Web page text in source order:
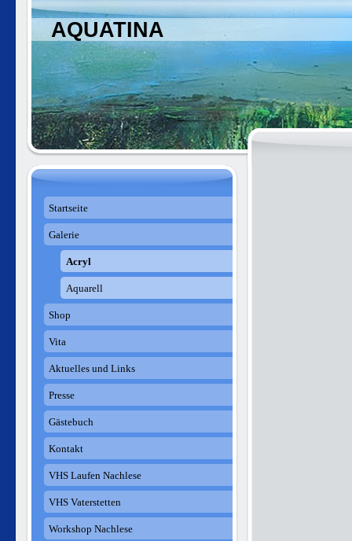
AQUATINA
Startseite
Galerie
Acryl
Aquarell
Shop
Vita
Aktuelles und Links
Presse
Gästebuch
Kontakt
VHS Laufen Nachlese
VHS Vaterstetten
Workshop Nachlese